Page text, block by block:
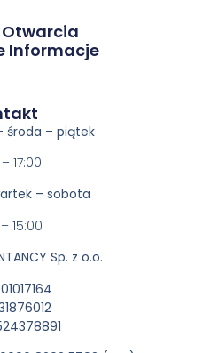
Informacje
środa – piątek
17:00
– sobota
15:00
Sp. z o.o.